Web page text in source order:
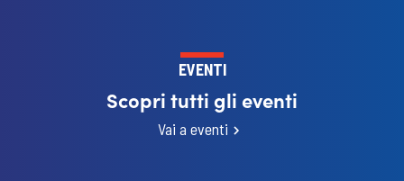
EVENTI
Scopri tutti gli eventi
Vai a eventi